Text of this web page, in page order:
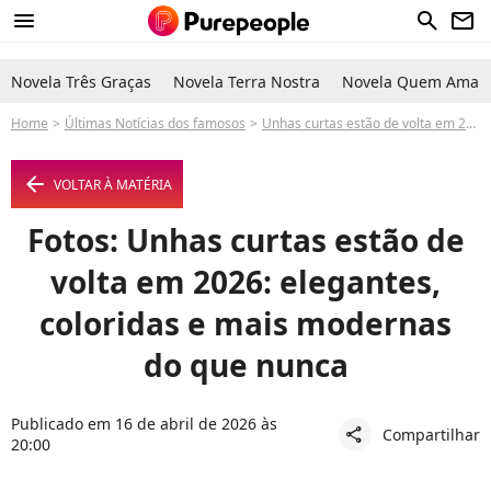
menu search newsletter
Novela Três Graças Novela Terra Nostra Novela Quem Ama
Home Últimas Notícias dos famosos Unhas curtas estão de volta em 2026: elegantes, coloridas e mais modernas do que nunca
arrow_left VOLTAR À MATÉRIA
Fotos: Unhas curtas estão de
volta em 2026: elegantes,
coloridas e mais modernas
do que nunca
Publicado em 16 de abril de 2026 às
20:00
share Compartilhar